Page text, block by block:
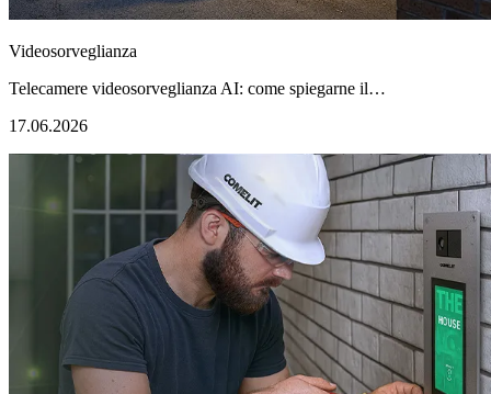
Videosorveglianza
Telecamere videosorveglianza AI: come spiegarne il…
17.06.2026